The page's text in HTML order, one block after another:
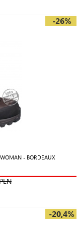
-26%
- BORDEAUX
-20,4%